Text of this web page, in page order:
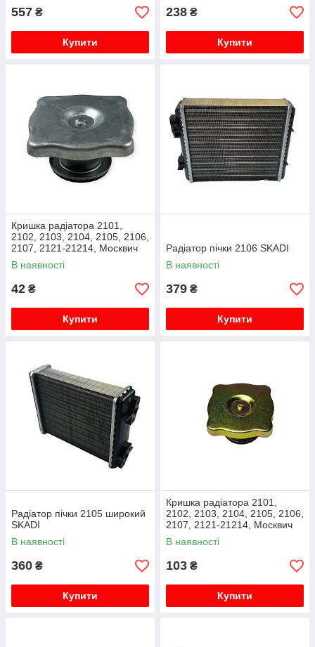
557 ₴
Купити
238 ₴
Купити
Кришка радіатора 2101,
2102, 2103, 2104, 2105, 2106,
2107, 2121-21214, Москвич
2141 метал SKADI
В наявності
42 ₴
Купити
Радіатор пічки 2106 SKADI
В наявності
379 ₴
Купити
Радіатор пічки 2105 широкий
SKADI
В наявності
360 ₴
Купити
Кришка радіатора 2101,
2102, 2103, 2104, 2105, 2106,
2107, 2121-21214, Москвич
2141 метал бл EuroEx
В наявності
103 ₴
Купити